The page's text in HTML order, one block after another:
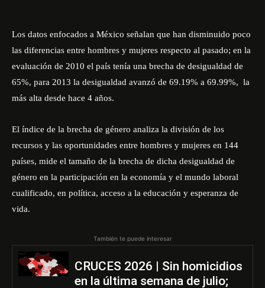
Los datos enfocados a México señalan que han disminuido poco
las diferencias entre hombres y mujeres respecto al pasado; en la
evaluación de 2010 el país tenía una brecha de desigualdad de
65%, para 2013 la desigualdad avanzó de 69.19% a 69.99%, la
más alta desde hace 4 años.
El índice de la brecha de género analiza la división de los
recursos y las oportunidades entre hombres y mujeres en 144
países, mide el tamaño de la brecha de dicha desigualdad de
género en la participación en la economía y el mundo laboral
cualificado, en política, acceso a la educación y esperanza de
vida.
También te puede interesar
CRUCES 2026 | Sin homicidios
en la última semana de julio;